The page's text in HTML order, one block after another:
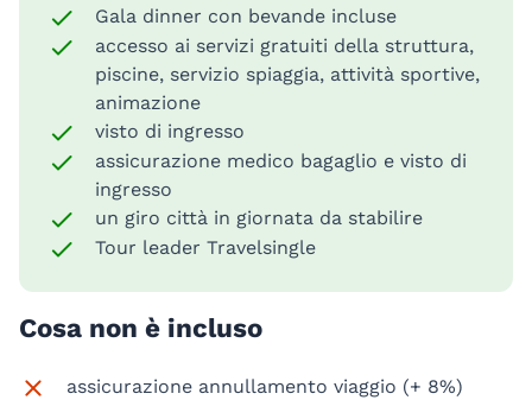
Gala dinner con bevande incluse
accesso ai servizi gratuiti della struttura,
piscine, servizio spiaggia, attività sportive,
animazione
visto di ingresso
assicurazione medico bagaglio e visto di
ingresso
un giro città in giornata da stabilire
Tour leader Travelsingle
Cosa non è incluso
assicurazione annullamento viaggio (+ 8%)